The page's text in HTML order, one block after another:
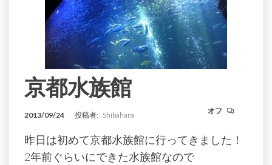
京都水族館
2013/09/24 投稿者: Shibahara オフ
昨日は初めて京都水族館に行ってきました！
2年前ぐらいにできた水族館なので